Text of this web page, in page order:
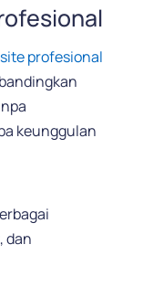
profesional
keunggulan
dan